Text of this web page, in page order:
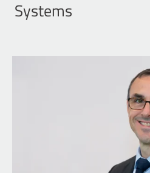
Systems